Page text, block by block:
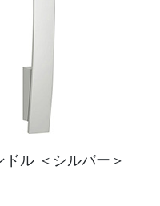
ル ＜シルバー＞